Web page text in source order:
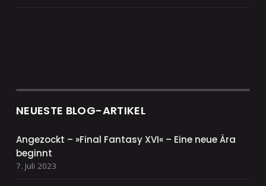
NEUESTE BLOG-ARTIKEL
Angezockt – »Final Fantasy XVI« – Eine neue Ära
beginnt
7. Juli 2023